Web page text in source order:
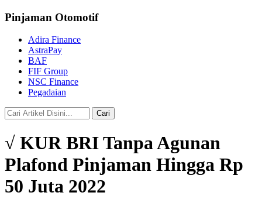
Pinjaman Otomotif
Adira Finance
AstraPay
BAF
FIF Group
NSC Finance
Pegadaian
Cari
√ KUR BRI Tanpa Agunan
Plafond Pinjaman Hingga Rp
50 Juta 2022